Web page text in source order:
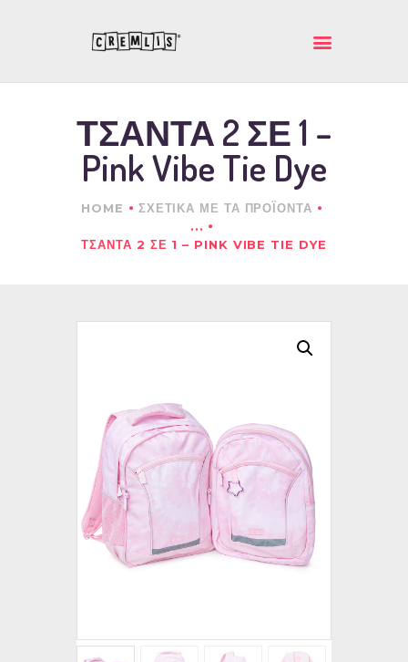
ΤΣΑΝΤΑ 2 ΣΕ 1 –
Pink Vibe Tie Dye
HOME
ΣΧΕΤΙΚΑ ΜΕ ΤΑ ΠΡΟΪΟΝΤΑ
...
ΤΣΑΝΤΑ 2 ΣΕ 1 – PINK VIBE TIE DYE
ΚΡΕΜΛΗΣ ΙΚΕ
ΑΡΧΙΚΗ
ΕΤΑΙΡΕΙΑ
ΕΠΙΚΟΙΝΩΝΙΑ